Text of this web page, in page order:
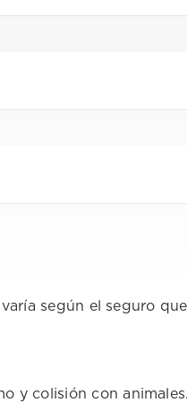
según el seguro
y colisión con